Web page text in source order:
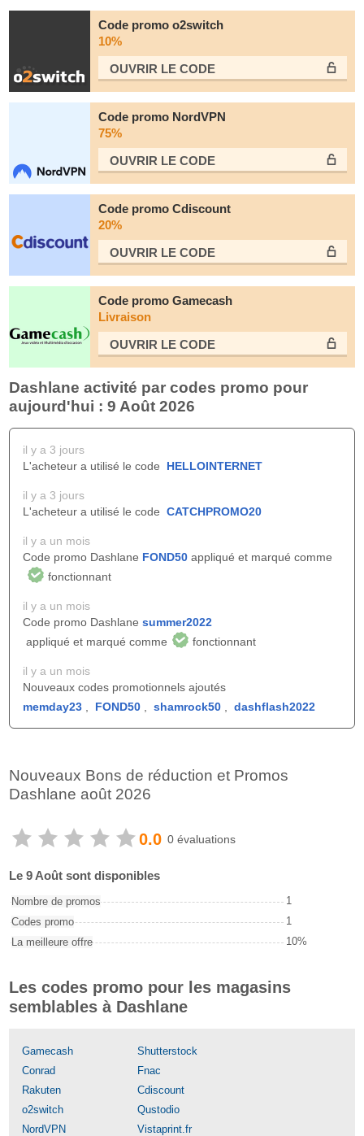
Code promo o2switch
10%
OUVRIR LE СODE
Code promo NordVPN
75%
OUVRIR LE СODE
Code promo Cdiscount
20%
OUVRIR LE СODE
Code promo Gamecash
Livraison
OUVRIR LE СODE
Dashlane activité par codes promo pour
aujourd'hui : 9 Août 2026
il y a 3 jours
L'acheteur a utilisé le code HELLOINTERNET
il y a 3 jours
L'acheteur a utilisé le code CATCHPROMO20
il y a un mois
Code promo Dashlane FOND50 appliqué et marqué comme
fonctionnant
il y a un mois
Code promo Dashlane summer2022
appliqué et marqué comme
fonctionnant
il y a un mois
Nouveaux codes promotionnels ajoutés
memday23
FOND50 shamrock50 dashflash2022
Nouveaux Bons de réduction et Promos
Dashlane août 2026
0.0 0 évaluations
Le 9 Août sont disponibles
Nombre de promos
1
Codes promo
1
La meilleure offre
10%
Les codes promo pour les magasins
semblables à Dashlane
Gamecash
Shutterstock
Conrad
Fnac
Rakuten
Cdiscount
o2switch
Qustodio
NordVPN
Vistaprint.fr